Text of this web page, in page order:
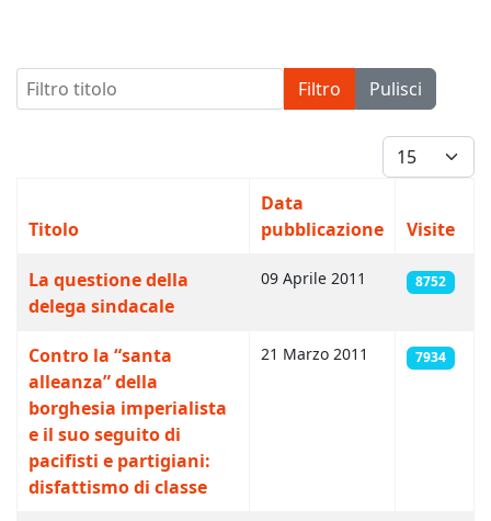
Filtro titolo Filtro Pulisci
Visualizza #
Articoli
Titolo
Data
pubblicazione
Visite
La questione della
delega sindacale
09 Aprile 2011 8752
Contro la “santa
alleanza” della
borghesia imperialista
e il suo seguito di
pacifisti e partigiani:
disfattismo di classe
21 Marzo 2011 7934